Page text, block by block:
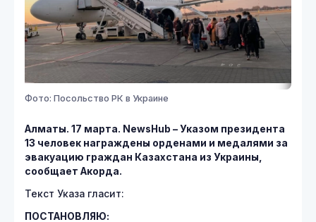
Фото: Посольство РК в Украине
Алматы. 17 марта. NewsHub – Указом президента
13 человек награждены орденами и медалями за
эвакуацию граждан Казахстана из Украины,
сообщает Акорда.
Текст Указа гласит:
ПОСТАНОВЛЯЮ: